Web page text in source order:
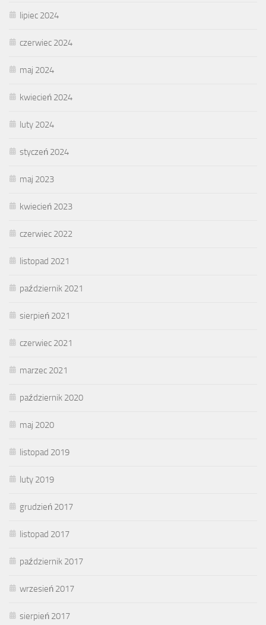
lipiec 2024
czerwiec 2024
maj 2024
kwiecień 2024
luty 2024
styczeń 2024
maj 2023
kwiecień 2023
czerwiec 2022
listopad 2021
październik 2021
sierpień 2021
czerwiec 2021
marzec 2021
październik 2020
maj 2020
listopad 2019
luty 2019
grudzień 2017
listopad 2017
październik 2017
wrzesień 2017
sierpień 2017